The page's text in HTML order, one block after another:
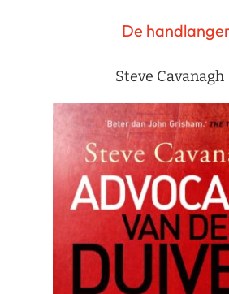
De
Steve Cavanagh